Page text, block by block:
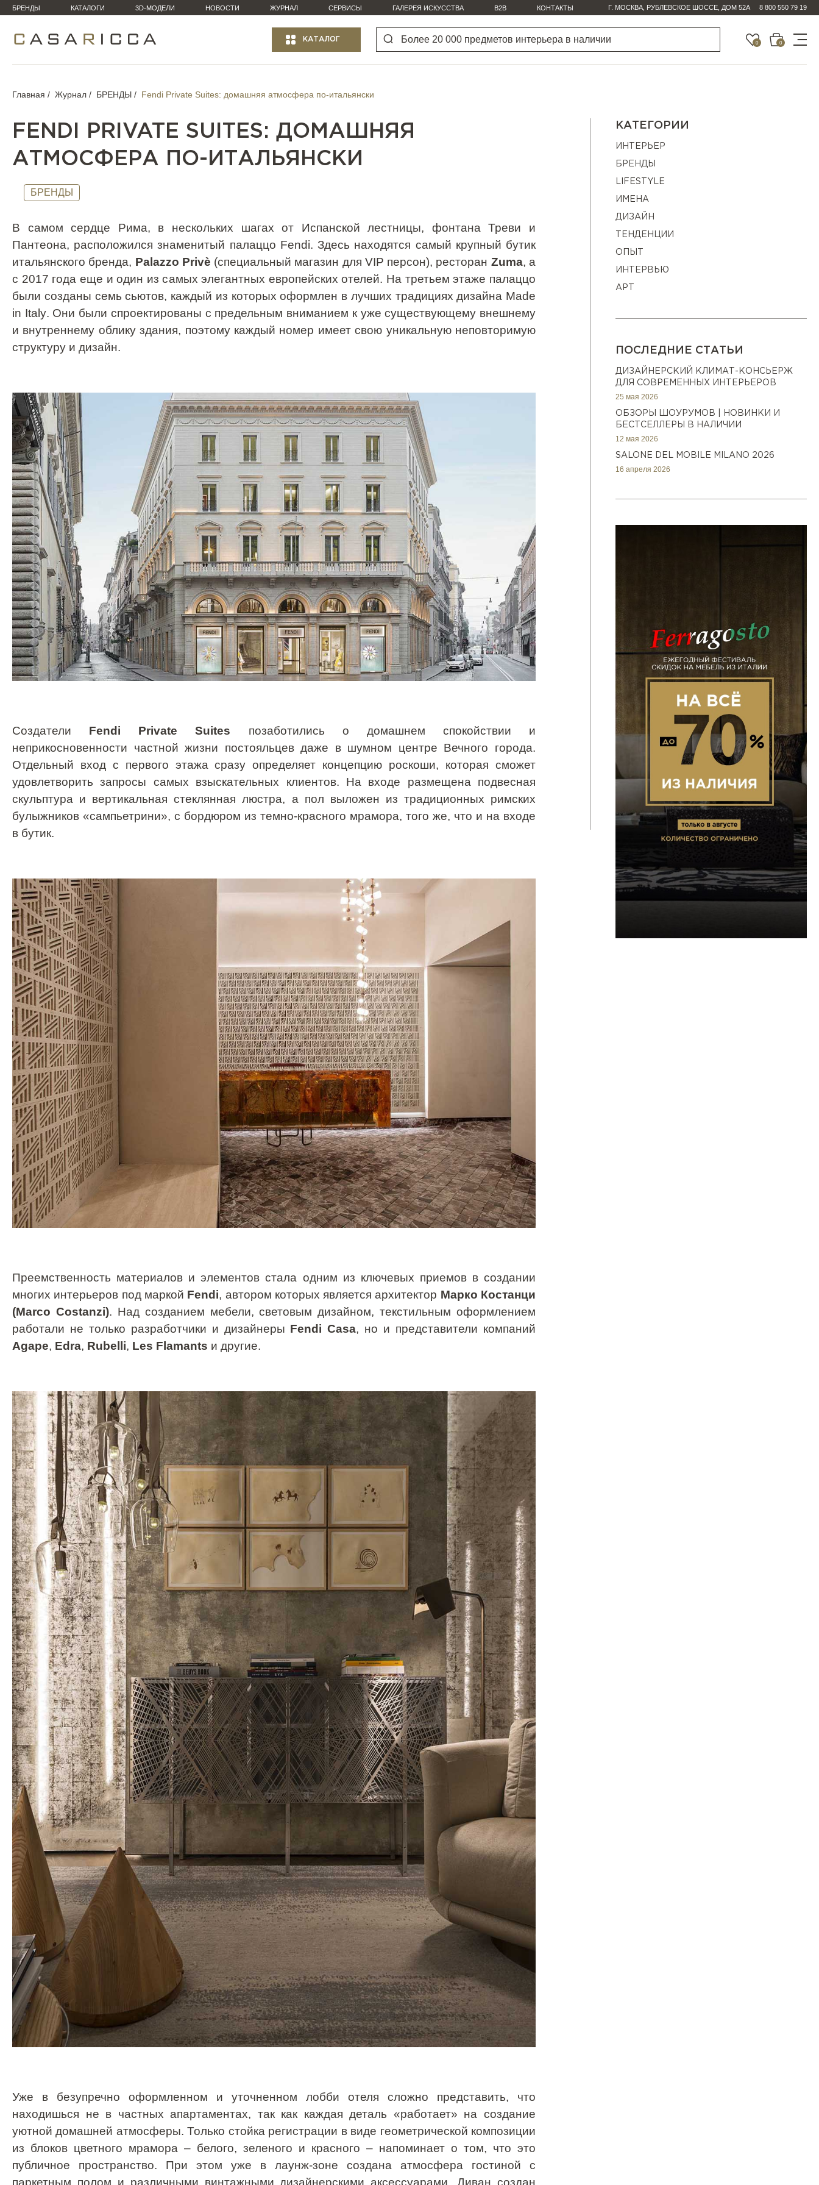
БРЕНДЫ КАТАЛОГИ 3D-МОДЕЛИ НОВОСТИ ЖУРНАЛ СЕРВИСЫ ГАЛЕРЕЯ ИСКУССТВА B2B КОНТАКТЫ Г. МОСКВА, РУБЛЕВСКОЕ ШОССЕ, ДОМ 52А 8 800 550 79 19
КАТАЛОГ 0 0
Главная Журнал БРЕНДЫ Fendi Private Suites: домашняя атмосфера по-итальянски
FENDI PRIVATE SUITES: ДОМАШНЯЯ
АТМОСФЕРА ПО-ИТАЛЬЯНСКИ
БРЕНДЫ
В самом сердце Рима, в нескольких шагах от Испанской лестницы, фонтана Треви и
Пантеона, расположился знаменитый палаццо Fendi. Здесь находятся самый крупный бутик
итальянского бренда, Palazzo Privè (специальный магазин для VIP персон), ресторан Zuma, а
с 2017 года еще и один из самых элегантных европейских отелей. На третьем этаже палаццо
были созданы семь сьютов, каждый из которых оформлен в лучших традициях дизайна Made
in Italy. Они были спроектированы с предельным вниманием к уже существующему внешнему
и внутреннему облику здания, поэтому каждый номер имеет свою уникальную неповторимую
структуру и дизайн.
Создатели Fendi Private Suites позаботились о домашнем спокойствии и
неприкосновенности частной жизни постояльцев даже в шумном центре Вечного города.
Отдельный вход с первого этажа сразу определяет концепцию роскоши, которая сможет
удовлетворить запросы самых взыскательных клиентов. На входе размещена подвесная
скульптура и вертикальная стеклянная люстра, а пол выложен из традиционных римских
булыжников «сампьетрини», с бордюром из темно-красного мрамора, того же, что и на входе
в бутик.
Преемственность материалов и элементов стала одним из ключевых приемов в создании
многих интерьеров под маркой Fendi, автором которых является архитектор Марко Костанци
(Marco Costanzi). Над созданием мебели, световым дизайном, текстильным оформлением
работали не только разработчики и дизайнеры Fendi Casa, но и представители компаний
Agape, Edra, Rubelli, Les Flamants и другие.
Уже в безупречно оформленном и уточненном лобби отеля сложно представить, что
находишься не в частных апартаментах, так как каждая деталь «работает» на создание
уютной домашней атмосферы. Только стойка регистрации в виде геометрической композиции
из блоков цветного мрамора – белого, зеленого и красного – напоминает о том, что это
публичное пространство. При этом уже в лаунж-зоне создана атмосфера гостиной с
паркетным полом и различными винтажными дизайнерскими аксессуарами. Диван создан
КАТЕГОРИИ
ИНТЕРЬЕР
БРЕНДЫ
LIFESTYLE
ИМЕНА
ДИЗАЙН
ТЕНДЕНЦИИ
ОПЫТ
ИНТЕРВЬЮ
АРТ
ПОСЛЕДНИЕ СТАТЬИ
ДИЗАЙНЕРСКИЙ КЛИМАТ-КОНСЬЕРЖ
ДЛЯ СОВРЕМЕННЫХ ИНТЕРЬЕРОВ
25 мая 2026
ОБЗОРЫ ШОУРУМОВ | НОВИНКИ И
БЕСТСЕЛЛЕРЫ В НАЛИЧИИ
12 мая 2026
SALONE DEL MOBILE MILANO 2026
16 апреля 2026